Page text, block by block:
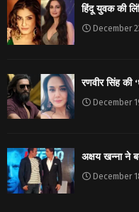
हिंदू युवक की
December
रणवीर सिंह की
December
अक्षय खन्ना ने
December